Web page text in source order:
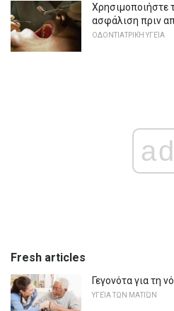
Χρησιμοποιήστε
ασφάλιση πριν
ΟΔΟΝΤΙΑΤΡΙΚΉ ΥΓΕΊΑ
ad
Fresh articles
Γεγονότα για τη
ΥΓΕΊΑ ΤΩΝ ΜΑΤΙΏΝ